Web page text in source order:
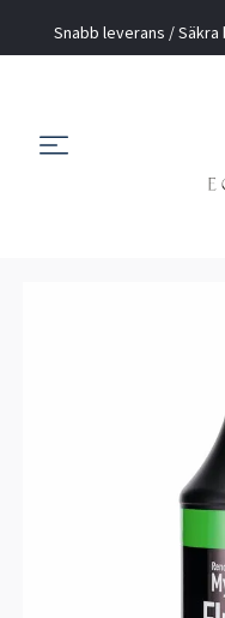
Snabb leverans /